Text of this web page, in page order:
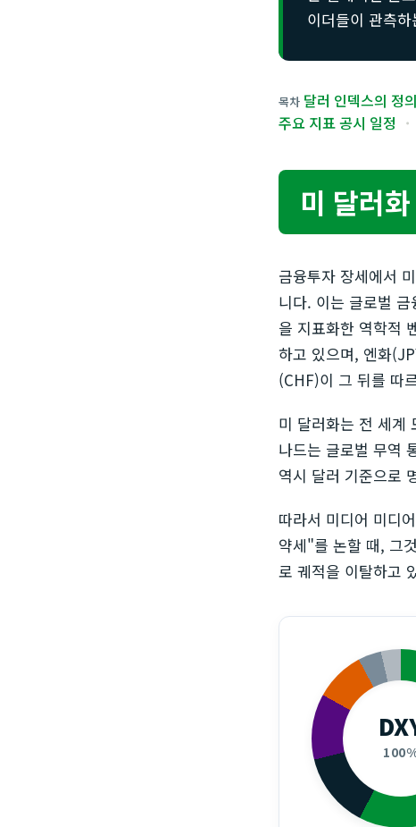
이더들이 관측
목차 달러 인덱스의 정의
주요 지표 공시 일정 ·
미 달러
금융투자 장세에서
니다. 이는 글로벌
을 지표화한 역학적
하고 있으며, 엔화
(CHF)이 그 뒤를 따
미 달러화는 전 세계
나드는 글로벌 무역
역시 달러 기준으로
따라서 미디어 미디
약세"를 논할 때, 그
로 궤적을 이탈하고